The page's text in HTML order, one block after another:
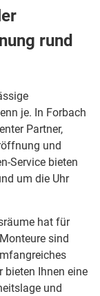
rund
je. In Forbach
Partner,
und
Service bieten
um die Uhr
hat für
sind
bieten Ihnen eine
und